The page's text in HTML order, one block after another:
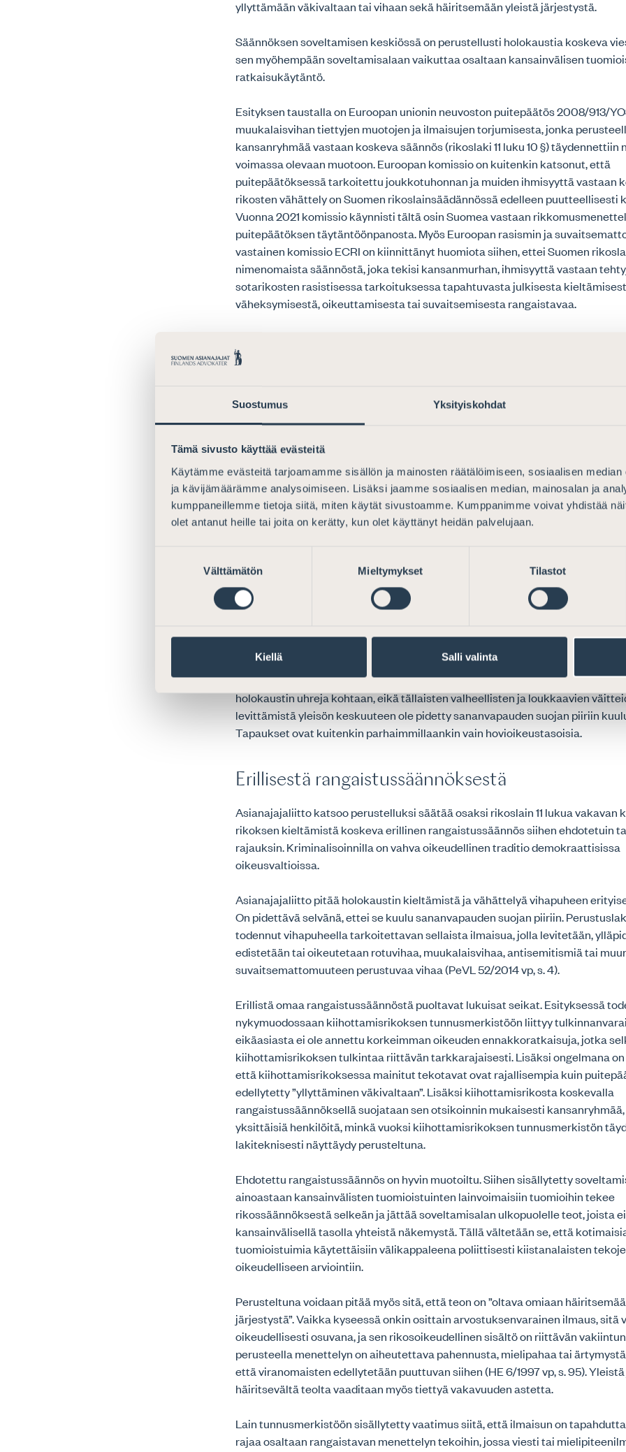
Suostumus Yksityiskohdat
Tämä sivusto käyttää evästeitä
Käytämme evästeitä tarjoamamme sisällön ja mainosten räätälöimiseen, sosiaalisen
ja kävijämäärämme analysoimiseen. Lisäksi jaamme sosiaalisen median, mainosalan ja
kumppaneillemme tietoja siitä, miten käytät sivustoamme. Kumppanimme voivat yhdistää
olet antanut heille tai joita on kerätty, kun olet käyttänyt heidän palvelujaan.
Välttämätön Mieltymykset Tilastot
Kiellä Salli valinta
yllyttämään väkivaltaan tai vihaan sekä häiritsemään yleistä järjestystä.
Säännöksen soveltamisen keskiössä on perustellusti holokaustia koskeva
sen myöhempään soveltamisalaan vaikuttaa osaltaan kansainvälisen
ratkaisukäytäntö.
Esityksen taustalla on Euroopan unionin neuvoston puitepäätös 2008/913/
muukalaisvihan tiettyjen muotojen ja ilmaisujen torjumisesta, jonka
kansanryhmää vastaan koskeva säännös (rikoslaki 11 luku 10 §) täydennettiin
voimassa olevaan muotoon. Euroopan komissio on kuitenkin katsonut, että
puitepäätöksessä tarkoitettu joukkotuhonnan ja muiden ihmisyyttä vastaan
rikosten vähättely on Suomen rikoslainsäädännössä edelleen puutteellisesti
Vuonna 2021 komissio käynnisti tältä osin Suomea vastaan
puitepäätöksen täytäntöönpanosta. Myös Euroopan rasismin ja
vastainen komissio ECRI on kiinnittänyt huomiota siihen, ettei Suomen
nimenomaista säännöstä, joka tekisi kansanmurhan, ihmisyyttä vastaan
sotarikosten rasistisessa tarkoituksessa tapahtuvasta julkisesta
väheksymisestä, oikeuttamisesta tai suvaitsemisesta rangaistavaa.
säännöksen kannalta olennaisten Suomea sitovien kansainvälisten
sananvapauden rajoja käsittelevä oikeuskäytäntö sekä nykyinen oikeustila
oikeustapausviittauksineen.
Nykyisestä oikeustilasta
Kiihottaminen kansanryhmää vastaan (rikoslain 11 luku 10 §) koskevassa
rangaistavia ovat viestit, joissa uhataan, panetellaan tai solvataan jotakin
ihonvärin, syntyperän, kansallisen tai etnisen alkuperän, uskonnon tai
Vaikka rikoslakiin ei tällä hetkellä sisälly nimenomaista säännöstä, joka
vakavien kansainvälisten rikosten kiistämisen tai vähättelyn, kotimaisista
tapausviittauksista osaltaan ilmenee, että ainakin juutalaisten joukkotuhonnan
kiihottamisrikoksen tunnusmerkistön. Asiaa koskevien väitteiden on todettu
herättämään halveksuntaa ja suvaitsemattomuutta ja jopa vihaa juutalaisia
holokaustin uhreja kohtaan, eikä tällaisten valheellisten ja loukkaavien
levittämistä yleisön keskuuteen ole pidetty sananvapauden suojan piiriin
Tapaukset ovat kuitenkin parhaimmillaankin vain hovioikeustasoisia.
Erillisestä rangaistussäännöksestä
Asianajajaliitto katsoo perustelluksi säätää osaksi rikoslain 11 lukua vakavan
rikoksen kieltämistä koskeva erillinen rangaistussäännös siihen ehdotetuin
rajauksin. Kriminalisoinnilla on vahva oikeudellinen traditio demokraattisissa
oikeusvaltioissa.
Asianajajaliitto pitää holokaustin kieltämistä ja vähättelyä vihapuheen
On pidettävä selvänä, ettei se kuulu sananvapauden suojan piiriin.
todennut vihapuheella tarkoitettavan sellaista ilmaisua, jolla levitetään,
edistetään tai oikeutetaan rotuvihaa, muukalaisvihaa, antisemitismiä tai
suvaitsemattomuuteen perustuvaa vihaa (PeVL 52/2014 vp, s. 4).
Erillistä omaa rangaistussäännöstä puoltavat lukuisat seikat. Esityksessä
nykymuodossaan kiihottamisrikoksen tunnusmerkistöön liittyy
eikäasiasta ei ole annettu korkeimman oikeuden ennakkoratkaisuja, jotka
kiihottamisrikoksen tulkintaa riittävän tarkkarajaisesti. Lisäksi ongelmana
että kiihottamisrikoksessa mainitut tekotavat ovat rajallisempia kuin
edellytetty ”yllyttäminen väkivaltaan”. Lisäksi kiihottamisrikosta koskevalla
rangaistussäännöksellä suojataan sen otsikoinnin mukaisesti
yksittäisiä henkilöitä, minkä vuoksi kiihottamisrikoksen tunnusmerkistön
lakiteknisesti näyttäydy perusteltuna.
Ehdotettu rangaistussäännös on hyvin muotoiltu. Siihen sisällytetty
ainoastaan kansainvälisten tuomioistuinten lainvoimaisiin tuomioihin tekee
rikossäännöksestä selkeän ja jättää soveltamisalan ulkopuolelle teot, joista
kansainvälisellä tasolla yhteistä näkemystä. Tällä vältetään se, että
tuomioistuimia käytettäisiin välikappaleena poliittisesti kiistanalaisten
oikeudelliseen arviointiin.
Perusteltuna voidaan pitää myös sitä, että teon on ”oltava omiaan
järjestystä”. Vaikka kyseessä onkin osittain arvostuksenvarainen ilmaus, sitä
oikeudellisesti osuvana, ja sen rikosoikeudellinen sisältö on riittävän
perusteella menettelyn on aiheutettava pahennusta, mielipahaa tai
että viranomaisten edellytetään puuttuvan siihen (HE 6/1997 vp, s. 95).
häiritsevältä teolta vaaditaan myös tiettyä vakavuuden astetta.
Lain tunnusmerkistöön sisällytetty vaatimus siitä, että ilmaisun on
rajaa osaltaan rangaistavan menettelyn tekoihin, jossa viesti tai